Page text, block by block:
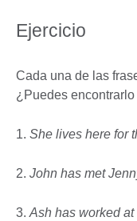
Ejercicio
Cada una de las
¿Puedes
1. She lives here for
2. John has met
3. Ash has worked